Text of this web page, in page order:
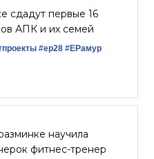
сдадут первые 16
АПК и их семей
#ер28 #ЕРамур
научила
фитнес-тренер